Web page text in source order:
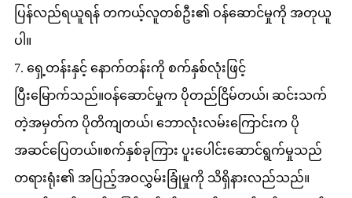
ပြန်လည်ရယူရန် တကယ့်လူတစ်ဦး၏ ဝန်ဆောင်မှုကို အတုယူ
ပါ။
7. ရှေ့တန်းနှင့် နောက်တန်းကို စက်နှစ်လုံးဖြင့်
ပြီးမြောက်သည်။ဝန်ဆောင်မှုက ပိုတည်ငြိမ်တယ်၊ ဆင်းသက်
တဲ့အမှတ်က ပိုတိကျတယ်၊ ဘောလုံးလမ်းကြောင်းက ပို
အဆင်ပြေတယ်။စက်နှစ်ခုကြား ပူးပေါင်းဆောင်ရွက်မှုသည်
တရားရုံး၏ အပြည့်အဝလွှမ်းခြုံမှုကို သိရှိနားလည်သည်။